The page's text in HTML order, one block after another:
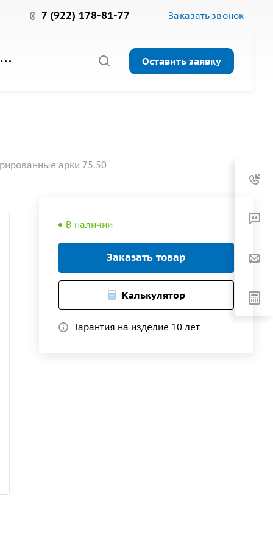
7 (922) 178-81-77 Заказать звонок
Оставить заявку
арки 75.50
В наличии
Заказать товар
Калькулятор
Гарантия на изделие 10 лет